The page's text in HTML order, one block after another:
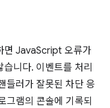
면 JavaScript 오류가
니다. 이벤트를 처리
들러가 잘못된 차단 응
그램의 콘솔에 기록되